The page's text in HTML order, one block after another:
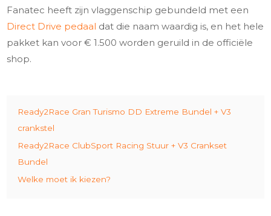
Fanatec heeft zijn vlaggenschip gebundeld met een
Direct Drive pedaal dat die naam waardig is, en het hele
pakket kan voor € 1.500 worden geruild in de officiële
shop.
Ready2Race Gran Turismo DD Extreme Bundel + V3
crankstel
Ready2Race ClubSport Racing Stuur + V3 Crankset
Bundel
Welke moet ik kiezen?